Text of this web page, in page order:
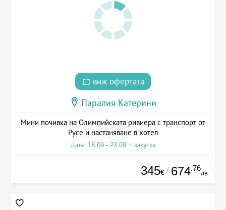
виж офертата
Паралия Катерини
Мини почивка на Олимпийската ривиера с транспорт от
Русе и настаняване в хотел
Дата: 18.09 - 23.09 + закуска
345€ / 674.76
лв.